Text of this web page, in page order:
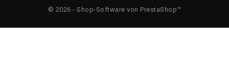
© 2026 - Shop-Software von PrestaShop™